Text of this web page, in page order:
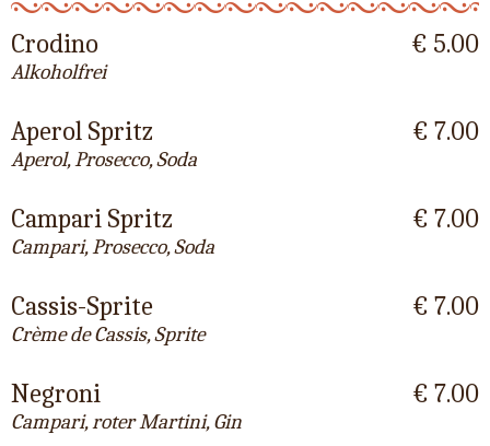
Crodino
Alkoholfrei
€ 5.00
Aperol Spritz
Aperol, Prosecco, Soda
€ 7.00
Campari Spritz
Campari, Prosecco, Soda
€ 7.00
Cassis-Sprite
Crème de Cassis, Sprite
€ 7.00
Negroni
Campari, roter Martini, Gin
€ 7.00